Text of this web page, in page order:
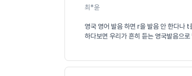
최*윤
영국 영어 발음 하면 r을 발음 안 한다나
하다보면 우리가 흔히 듣는 영국발음으